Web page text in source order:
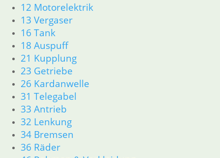
12 Motorelektrik
13 Vergaser
16 Tank
18 Auspuff
21 Kupplung
23 Getriebe
26 Kardanwelle
31 Telegabel
33 Antrieb
32 Lenkung
34 Bremsen
36 Räder